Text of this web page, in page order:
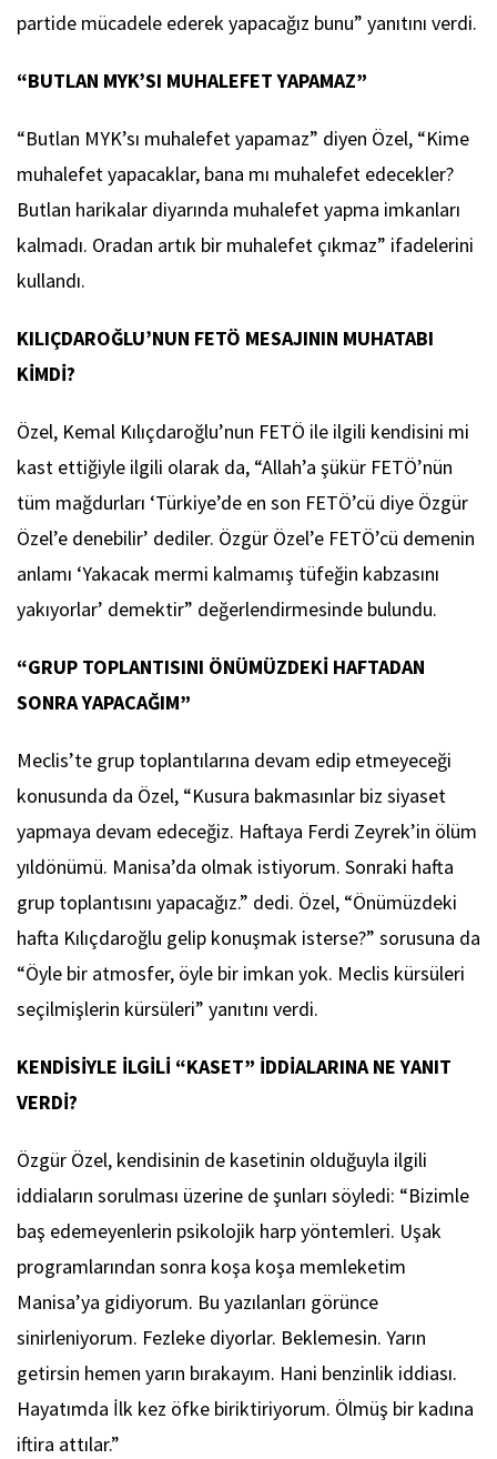
partide mücadele ederek yapacağız bunu” yanıtını verdi.
“BUTLAN MYK’SI MUHALEFET YAPAMAZ”
“Butlan MYK’sı muhalefet yapamaz” diyen Özel, “Kime
muhalefet yapacaklar, bana mı muhalefet edecekler?
Butlan harikalar diyarında muhalefet yapma imkanları
kalmadı. Oradan artık bir muhalefet çıkmaz” ifadelerini
kullandı.
KILIÇDAROĞLU’NUN FETÖ MESAJININ MUHATABI
KİMDİ?
Özel, Kemal Kılıçdaroğlu’nun FETÖ ile ilgili kendisini mi
kast ettiğiyle ilgili olarak da, “Allah’a şükür FETÖ’nün
tüm mağdurları ‘Türkiye’de en son FETÖ’cü diye Özgür
Özel’e denebilir’ dediler. Özgür Özel’e FETÖ’cü demenin
anlamı ‘Yakacak mermi kalmamış tüfeğin kabzasını
yakıyorlar’ demektir” değerlendirmesinde bulundu.
“GRUP TOPLANTISINI ÖNÜMÜZDEKİ HAFTADAN
SONRA YAPACAĞIM”
Meclis’te grup toplantılarına devam edip etmeyeceği
konusunda da Özel, “Kusura bakmasınlar biz siyaset
yapmaya devam edeceğiz. Haftaya Ferdi Zeyrek’in ölüm
yıldönümü. Manisa’da olmak istiyorum. Sonraki hafta
grup toplantısını yapacağız.” dedi. Özel, “Önümüzdeki
hafta Kılıçdaroğlu gelip konuşmak isterse?” sorusuna da
“Öyle bir atmosfer, öyle bir imkan yok. Meclis kürsüleri
seçilmişlerin kürsüleri” yanıtını verdi.
KENDİSİYLE İLGİLİ “KASET” İDDİALARINA NE YANIT
VERDİ?
Özgür Özel, kendisinin de kasetinin olduğuyla ilgili
iddiaların sorulması üzerine de şunları söyledi: “Bizimle
baş edemeyenlerin psikolojik harp yöntemleri. Uşak
programlarından sonra koşa koşa memleketim
Manisa’ya gidiyorum. Bu yazılanları görünce
sinirleniyorum. Fezleke diyorlar. Beklemesin. Yarın
getirsin hemen yarın bırakayım. Hani benzinlik iddiası.
Hayatımda İlk kez öfke biriktiriyorum. Ölmüş bir kadına
iftira attılar.”